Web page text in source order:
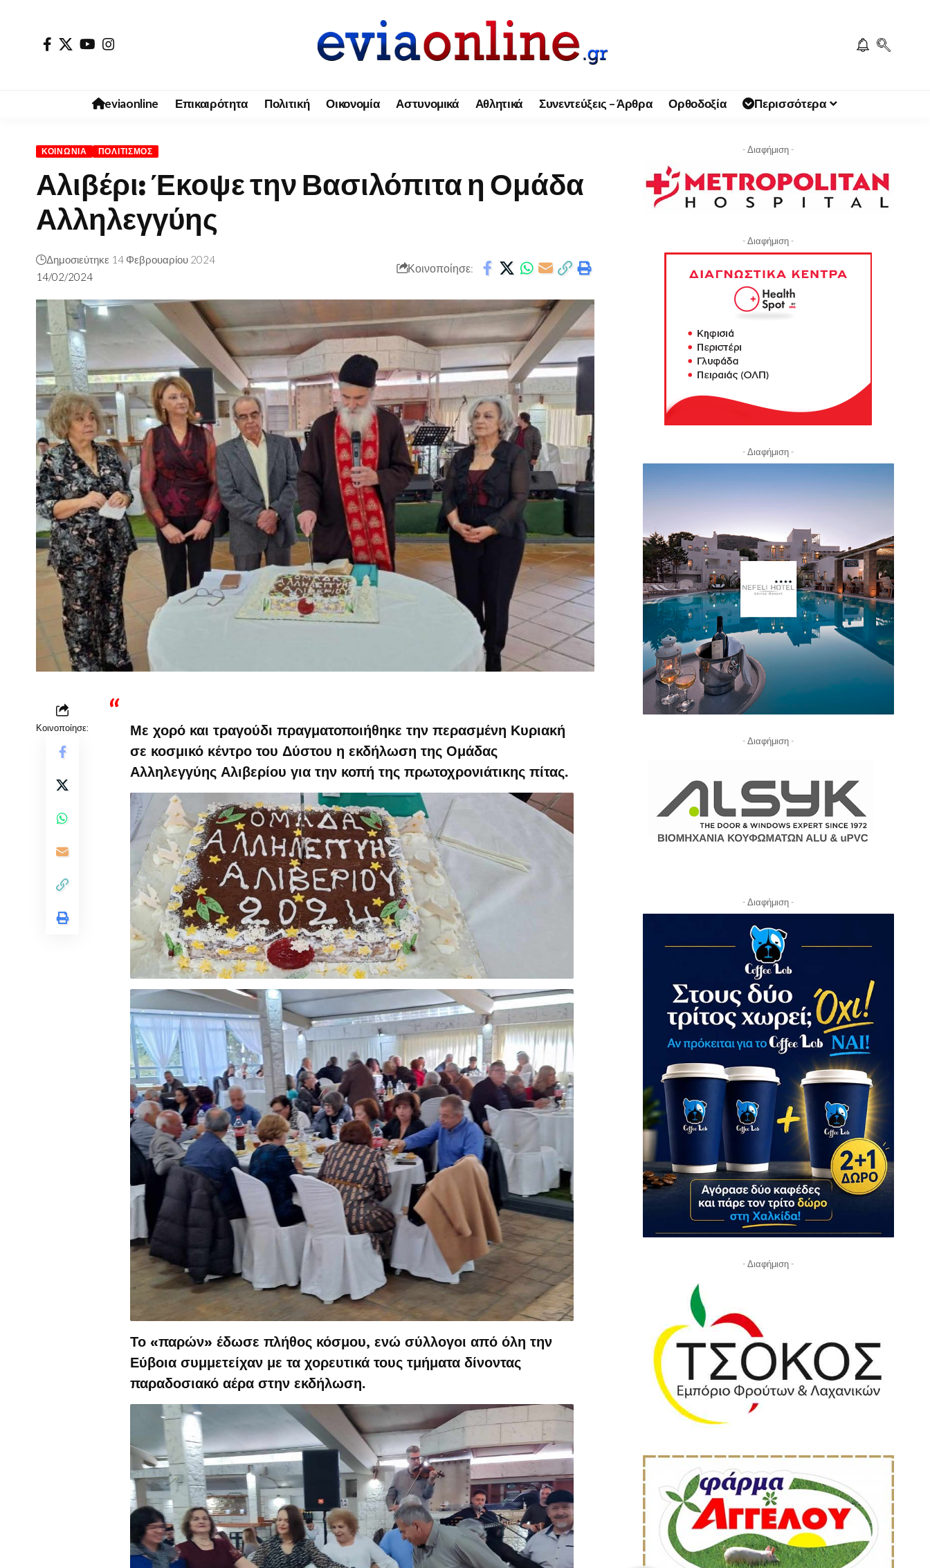
eviaonline Επικαιρότητα Πολιτική Οικονομία Αστυνομικά Αθλητικά Συνεντεύξεις – Άρθρα Ορθοδοξία Περισσότερα
ΚΟΙΝΩΝΊΑ ΠΟΛΙΤΙΣΜΌΣ
Αλιβέρι: Έκοψε την Βασιλόπιτα η Ομάδα
Αλληλεγγύης
14/02/2024
Δημοσιεύτηκε 14 Φεβρουαρίου 2024
Κοινοποίησε:
Κοινοποίησε:
Με χορό και τραγούδι πραγματοποιήθηκε την περασμένη Κυριακή
σε κοσμικό κέντρο του Δύστου η εκδήλωση της Ομάδας
Αλληλεγγύης Αλιβερίου για την κοπή της πρωτοχρονιάτικης πίτας.
Το «παρών» έδωσε πλήθος κόσμου, ενώ σύλλογοι από όλη την
Εύβοια συμμετείχαν με τα χορευτικά τους τμήματα δίνοντας
παραδοσιακό αέρα στην εκδήλωση.
- Διαφήμιση -
- Διαφήμιση -
- Διαφήμιση -
- Διαφήμιση -
- Διαφήμιση -
- Διαφήμιση -